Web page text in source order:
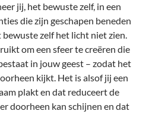
jij, het bewuste zelf, in een
die zijn geschapen beneden
bewuste zelf het licht niet zien.
om een sfeer te creëren die
in jouw geest – zodat het
kijkt. Het is alsof jij een
plakt en dat reduceert de
doorheen kan schijnen en dat